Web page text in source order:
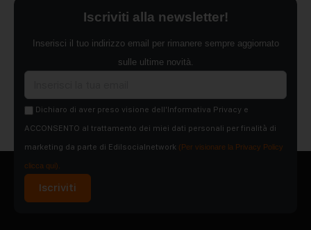
Iscriviti alla newsletter!
Inserisci il tuo indirizzo email per rimanere sempre aggiornato
sulle ultime novità.
Dichiaro di aver preso visione dell'Informativa Privacy e
ACCONSENTO al trattamento dei miei dati personali per finalità di
marketing da parte di Edilsocialnetwork (Per visionare la Privacy Policy
clicca qui).
Iscriviti